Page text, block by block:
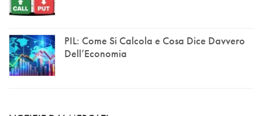
PIL: Come Si Calcola e Cosa Dice Davvero
Dell’Economia